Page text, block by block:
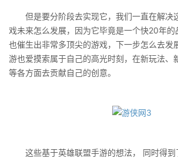
但是要分阶段去实现它，我们一直在解决
戏未来怎么发展，因为它毕竟是一个快20年的
也催生出非常多顶尖的游戏，下一步怎么去发
游也爱摸索属于自己的高光时刻，在新玩法、
等各方面去贡献自己的创意。
这些基于英雄联盟手游的想法， 同时得到